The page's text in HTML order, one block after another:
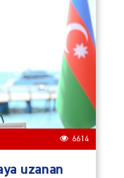
6614
uzanan